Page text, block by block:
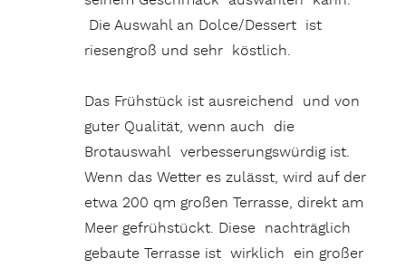
Die Auswahl an Dolce/Dessert ist
riesengroß und sehr köstlich.
Das Frühstück ist ausreichend und von
guter Qualität, wenn auch die
Brotauswahl verbesserungswürdig ist.
Wenn das Wetter es zulässt, wird auf der
etwa 200 qm großen Terrasse, direkt am
Meer gefrühstückt. Diese nachträglich
gebaute Terrasse ist wirklich ein großer